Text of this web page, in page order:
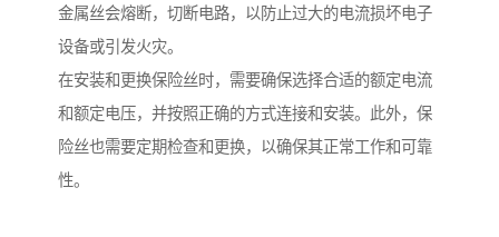
金属丝会熔断，切断电路，以防止过大的电流损坏电子
设备或引发火灾。
在安装和更换保险丝时，需要确保选择合适的额定电流
和额定电压，并按照正确的方式连接和安装。此外，保
险丝也需要定期检查和更换，以确保其正常工作和可靠
性。